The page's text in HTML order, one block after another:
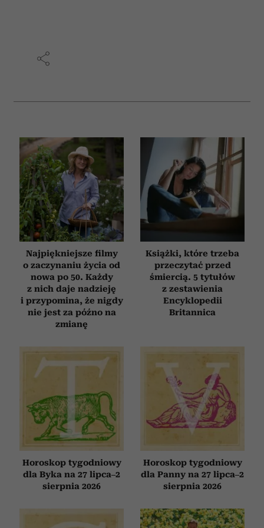
społecznościowym, reklamowym i analitycznym.
korzystania z ich usług.
Najpiękniejsze filmy
o zaczynaniu życia od
nowa po 50. Każdy
z nich daje nadzieję
i przypomina, że nigdy
nie jest za późno na
zmianę
Książki, które trzeba
przeczytać przed
śmiercią. 5 tytułów
z zestawienia
Encyklopedii
Britannica
Horoskop tygodniowy
dla Byka na 27 lipca–2
sierpnia 2026
Horoskop tygodniowy
dla Panny na 27 lipca–2
sierpnia 2026